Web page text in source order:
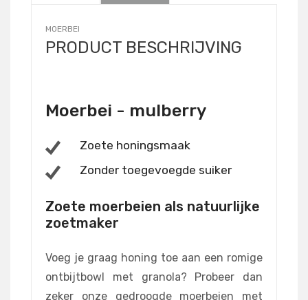
MOERBEI
PRODUCT BESCHRIJVING
Moerbei - mulberry
Zoete honingsmaak
Zonder toegevoegde suiker
Zoete moerbeien als natuurlijke
zoetmaker
Voeg je graag honing toe aan een romige
ontbijtbowl met granola? Probeer dan
zeker onze gedroogde moerbeien met